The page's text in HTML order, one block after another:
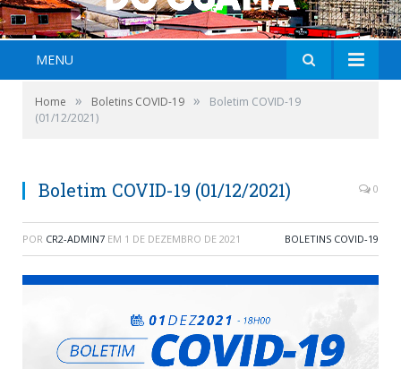
MENU
Home » Boletins COVID-19 »
Boletim COVID-19
(01/12/2021)
Boletim COVID-19 (01/12/2021) 0
POR CR2-ADMIN7 EM 1 DE DEZEMBRO DE 2021 BOLETINS COVID-19